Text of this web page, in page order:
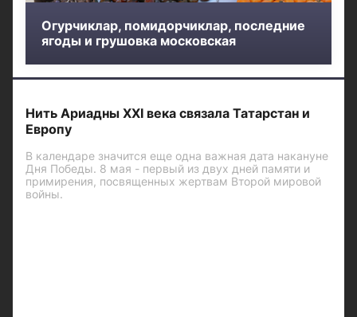
Огурчиклар, помидорчиклар, последние
ягоды и грушовка московская
Нить Ариадны XXI века связала Татарстан и
Европу
В календаре значится еще одна важная дата накануне
Дня Победы. 8 мая - первый из двух дней памяти и
примирения, посвященных жертвам Второй мировой
войны.